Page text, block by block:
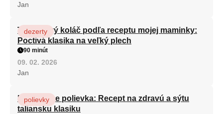
Jan
Tvarohový koláč podľa receptu mojej maminky:
Poctivá klasika na veľký plech
dezerty
90 minút
09. 02. 2026
Jan
Minestrone polievka: Recept na zdravú a sýtu
taliansku klasiku
polievky